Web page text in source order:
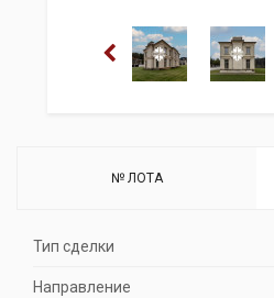
№ ЛОТА
Тип сделки
Направление